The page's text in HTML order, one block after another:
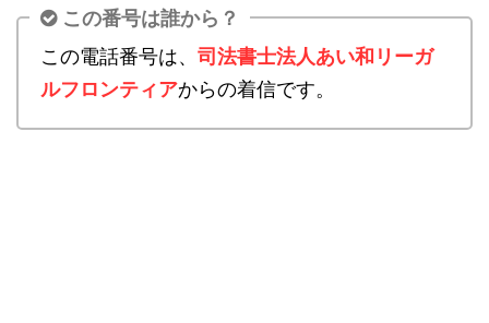
この番号は誰から？
この電話番号は、 司法書士法人あい和リーガ
ルフロンティアからの着信です。